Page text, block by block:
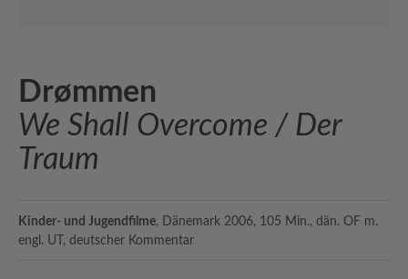
Drømmen
We Shall Overcome / Der
Traum
Kinder- und Jugendfilme, Dänemark 2006, 105 Min., dän. OF m.
engl. UT, deutscher Kommentar